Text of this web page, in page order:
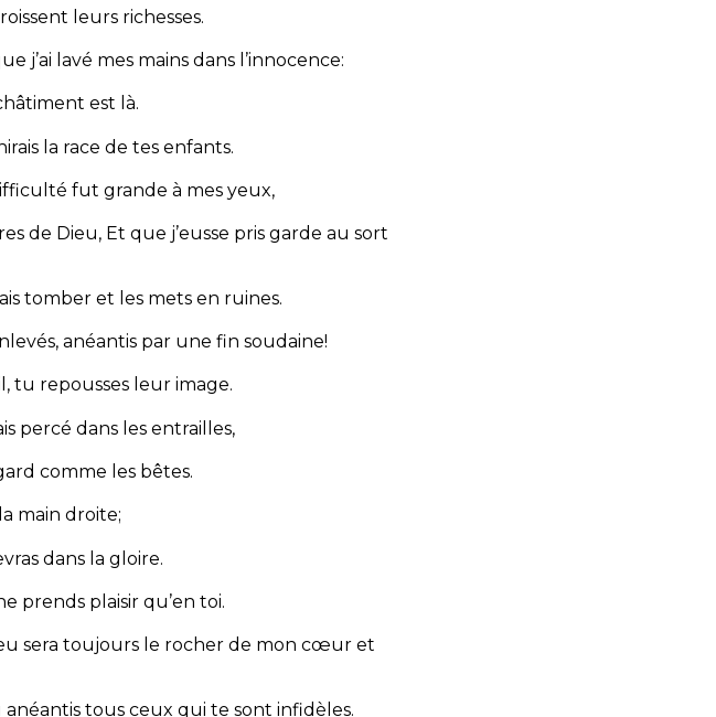
leurs richesses.
j’ai lavé mes mains dans l’innocence:
est là.
la race de tes enfants.
fut grande à mes yeux,
de Dieu, Et que j’eusse pris garde au sort
tomber et les mets en ruines.
anéantis par une fin soudaine!
tu repousses leur image.
percé dans les entrailles,
comme les bêtes.
la main droite;
dans la gloire.
prends plaisir qu’en toi.
sera toujours le rocher de mon cœur et
anéantis tous ceux qui te sont infidèles.